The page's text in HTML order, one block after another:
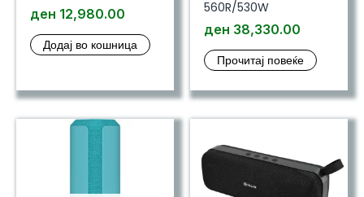
ден 12,980.00
Додај во кошница
560R/530W
ден 38,330.00
Прочитај повеќе